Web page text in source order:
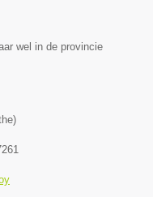
wel in de provincie
)